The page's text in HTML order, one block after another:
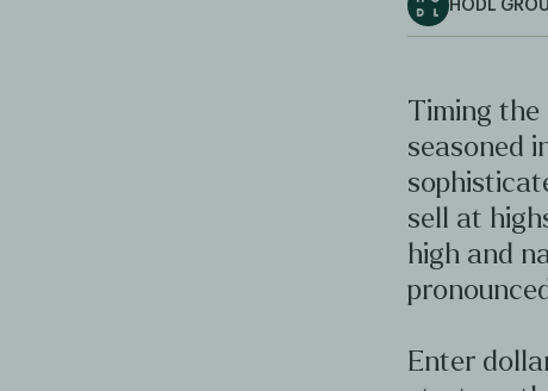
HODL
Timing the
seasoned
sell at
high and
Enter